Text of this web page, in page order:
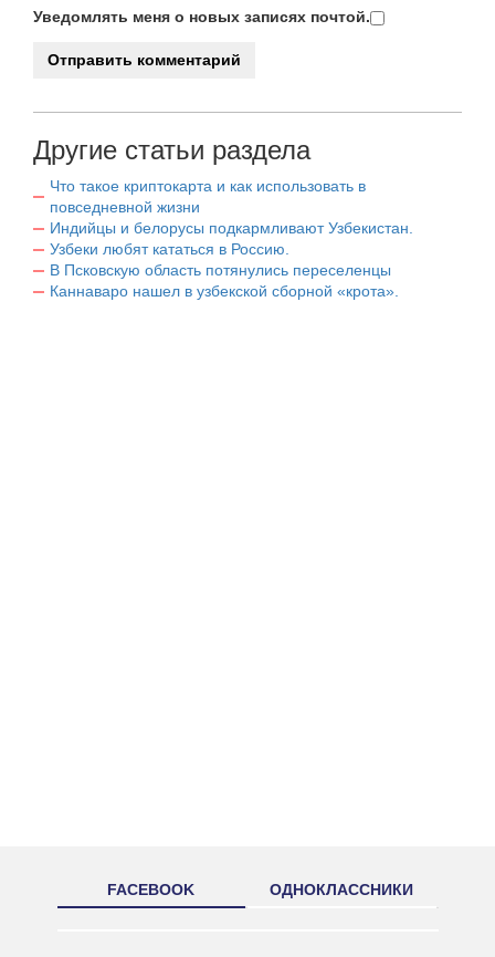
Уведомлять меня о новых записях почтой.
Другие статьи раздела
Что такое криптокарта и как использовать в
повседневной жизни
Индийцы и белорусы подкармливают Узбекистан.
Узбеки любят кататься в Россию.
В Псковскую область потянулись переселенцы
Каннаваро нашел в узбекской сборной «крота».
FACEBOOK ОДНОКЛАССНИКИ